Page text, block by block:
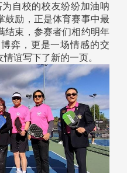
自校的校友纷纷加油呐
鼓励，正是体育赛事中最
结束，参赛者们相约明年
弈，更是一场情感的交
谊写下了新的一页。